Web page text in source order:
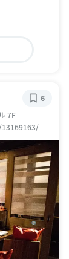
7F
6